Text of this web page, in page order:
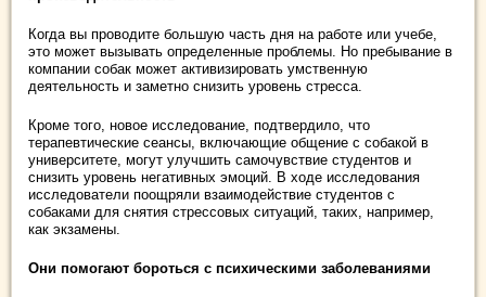
Когда вы проводите большую часть дня на работе или учебе,
это может вызывать определенные проблемы. Но пребывание в
компании собак может активизировать умственную
деятельность и заметно снизить уровень стресса.
Кроме того, новое исследование, подтвердило, что
терапевтические сеансы, включающие общение с собакой в
университете, могут улучшить самочувствие студентов и
снизить уровень негативных эмоций. В ходе исследования
исследователи поощряли взаимодействие студентов с
собаками для снятия стрессовых ситуаций, таких, например,
как экзамены.
Они помогают бороться с психическими заболеваниями